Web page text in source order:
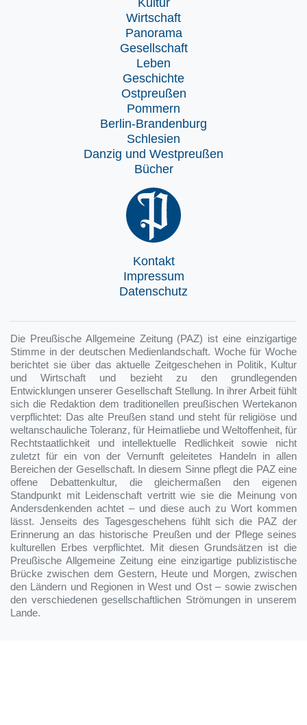
Kultur
Wirtschaft
Panorama
Gesellschaft
Leben
Geschichte
Ostpreußen
Pommern
Berlin-Brandenburg
Schlesien
Danzig und Westpreußen
Bücher
Kontakt
Impressum
Datenschutz
Die Preußische Allgemeine Zeitung (PAZ) ist eine einzigartige
Stimme in der deutschen Medienlandschaft. Woche für Woche
berichtet sie über das aktuelle Zeitgeschehen in Politik, Kultur
und Wirtschaft und bezieht zu den grundlegenden
Entwicklungen unserer Gesellschaft Stellung. In ihrer Arbeit fühlt
sich die Redaktion dem traditionellen preußischen Wertekanon
verpflichtet: Das alte Preußen stand und steht für religiöse und
weltanschauliche Toleranz, für Heimatliebe und Weltoffenheit, für
Rechtstaatlichkeit und intellektuelle Redlichkeit sowie nicht
zuletzt für ein von der Vernunft geleitetes Handeln in allen
Bereichen der Gesellschaft. In diesem Sinne pflegt die PAZ eine
offene Debattenkultur, die gleichermaßen den eigenen
Standpunkt mit Leidenschaft vertritt wie sie die Meinung von
Andersdenkenden achtet – und diese auch zu Wort kommen
lässt. Jenseits des Tagesgeschehens fühlt sich die PAZ der
Erinnerung an das historische Preußen und der Pflege seines
kulturellen Erbes verpflichtet. Mit diesen Grundsätzen ist die
Preußische Allgemeine Zeitung eine einzigartige publizistische
Brücke zwischen dem Gestern, Heute und Morgen, zwischen
den Ländern und Regionen in West und Ost – sowie zwischen
den verschiedenen gesellschaftlichen Strömungen in unserem
Lande.